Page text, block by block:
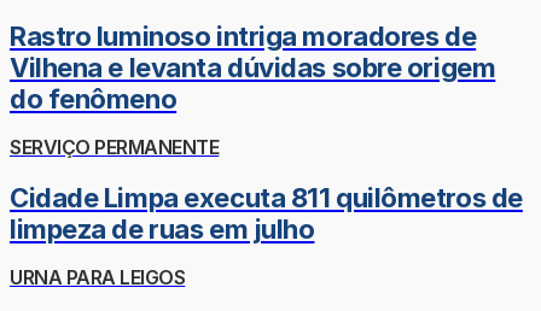
Rastro luminoso intriga moradores de
Vilhena e levanta dúvidas sobre origem
do fenômeno
SERVIÇO PERMANENTE
Cidade Limpa executa 811 quilômetros de
limpeza de ruas em julho
URNA PARA LEIGOS